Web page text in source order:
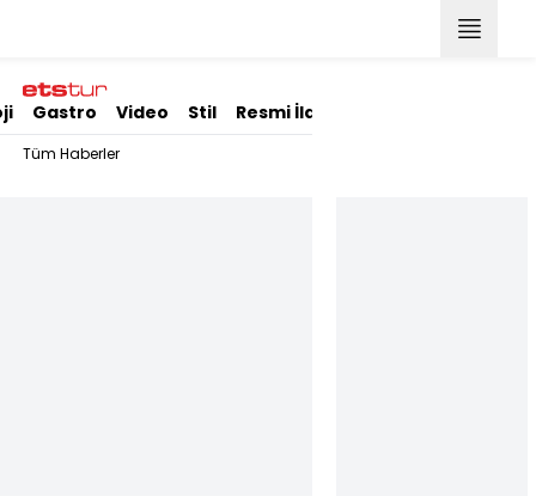
Gastro Video Stil Resmi İlanlar
Tüm Haberler